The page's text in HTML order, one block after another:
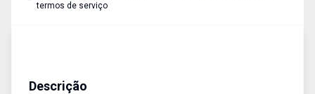
termos de serviço
Descrição